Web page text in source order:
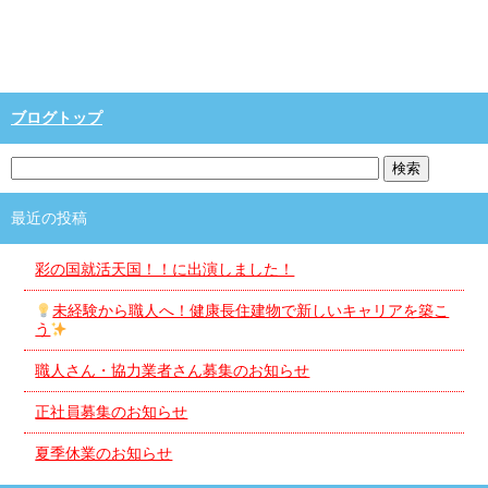
ブログトップ
最近の投稿
彩の国就活天国！！に出演しました！
未経験から職人へ！健康長住建物で新しいキャリアを築こ
う
職人さん・協力業者さん募集のお知らせ
正社員募集のお知らせ
夏季休業のお知らせ